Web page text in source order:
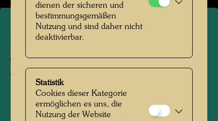
Hundertwasser fotografiert
von Karin Székessy-
Wunderlich
dienen der sicheren und
bestimmungsgemäßen
Nutzung und sind daher nicht
deaktivierbar.
Statistik
Cookies dieser Kategorie
ermöglichen es uns, die
Nutzung der Website